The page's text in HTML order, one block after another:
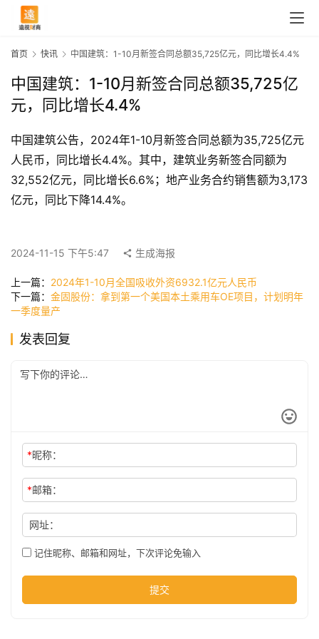
快
讯
司
首页 快讯 中国建筑：1-10月新签合同总额35,725亿元，同比增长4.4%
中国建筑：1-10月新签合同总额35,725亿
元，同比增长4.4%
中国建筑公告，2024年1-10月新签合同总额为35,725亿元
人民币，同比增长4.4%。其中，建筑业务新签合同额为
32,552亿元，同比增长6.6%；地产业务合约销售额为3,173
亿元，同比下降14.4%。
2024-11-15 下午5:47 生成海报
上一篇： 2024年1-10月全国吸收外资6932.1亿元人民币
下一篇： 金固股份：拿到第一个美国本土乘用车OE项目，计划明年
一季度量产
发表回复
*昵称：
*邮箱：
网址：
记住昵称、邮箱和网址，下次评论免输入
提交